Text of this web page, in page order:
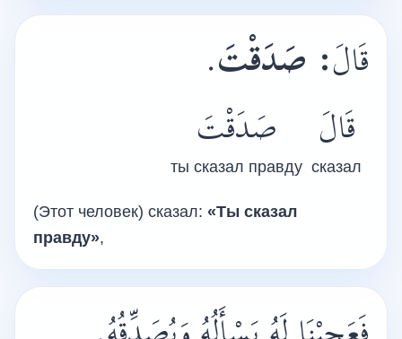
قَالَ: صَدَقْتَ.
قَالَ
сказал
صَدَقْتَ
ты сказал правду
(Этот человек) сказал: «Ты сказал
правду»,